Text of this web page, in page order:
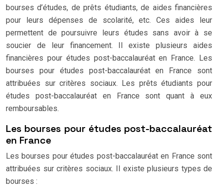
bourses d’études, de prêts étudiants, de aides financières
pour leurs dépenses de scolarité, etc. Ces aides leur
permettent de poursuivre leurs études sans avoir à se
soucier de leur financement. Il existe plusieurs aides
financières pour études post-baccalauréat en France. Les
bourses pour études post-baccalauréat en France sont
attribuées sur critères sociaux. Les prêts étudiants pour
études post-baccalauréat en France sont quant à eux
remboursables.
Les bourses pour études post-baccalauréat
en France
Les bourses pour études post-baccalauréat en France sont
attribuées sur critères sociaux. Il existe plusieurs types de
bourses :